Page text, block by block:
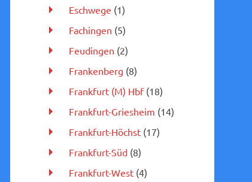
Eschwege (1)
Fachingen (5)
Feudingen (2)
Frankenberg (8)
Frankfurt (M) Hbf(18)
Frankfurt-Griesheim (14)
Frankfurt-Höchst(17)
Frankfurt-Süd(8)
Frankfurt-West(4)